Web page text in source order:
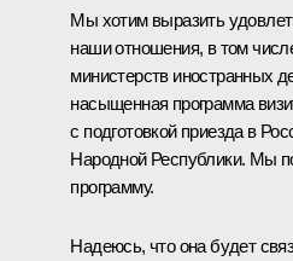
Мы хотим выразить
наши отношения, в том
министерств иностранных
насыщенная программа
с подготовкой приезда в
Народной Республики. Мы
программу.
Надеюсь, что она будет